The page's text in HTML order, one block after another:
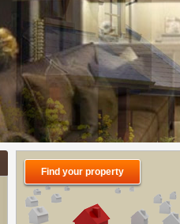
Find your property